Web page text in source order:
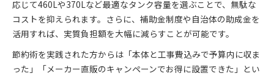
応じて460Lや370Lなど最適なタンク容量を選ぶことで、無駄な
コストを抑えられます。さらに、補助金制度や自治体の助成金を
活用すれば、実質負担額を大幅に減らすことが可能です。
節約術を実践された方からは「本体と工事費込みで予算内に収ま
った」「メーカー直販のキャンペーンでお得に設置できた」とい